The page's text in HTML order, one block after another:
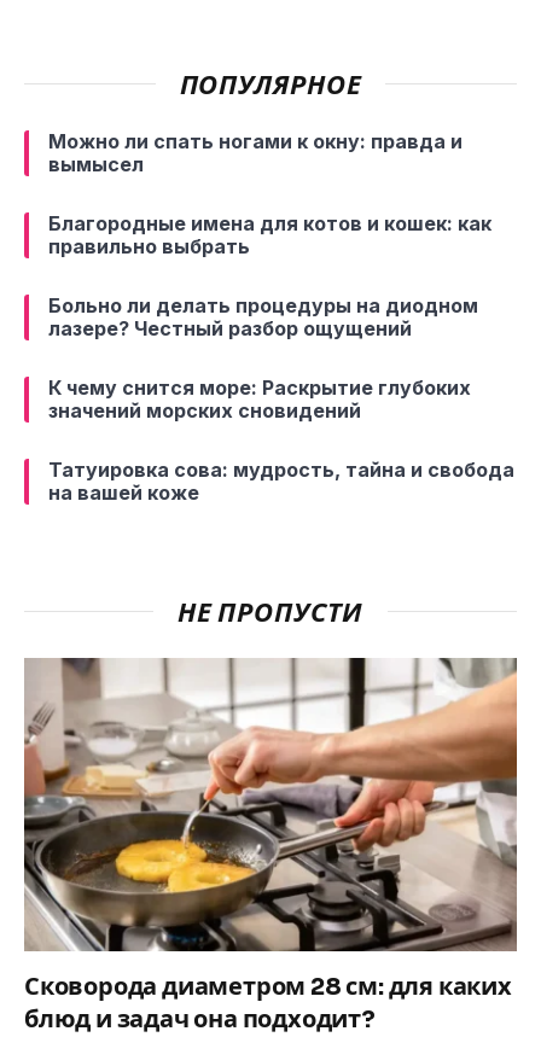
ПОПУЛЯРНОЕ
Можно ли спать ногами к окну: правда и
вымысел
Благородные имена для котов и кошек: как
правильно выбрать
Больно ли делать процедуры на диодном
лазере? Честный разбор ощущений
К чему снится море: Раскрытие глубоких
значений морских сновидений
Татуировка сова: мудрость, тайна и свобода
на вашей коже
НЕ ПРОПУСТИ
Сковорода диаметром 28 см: для каких
блюд и задач она подходит?